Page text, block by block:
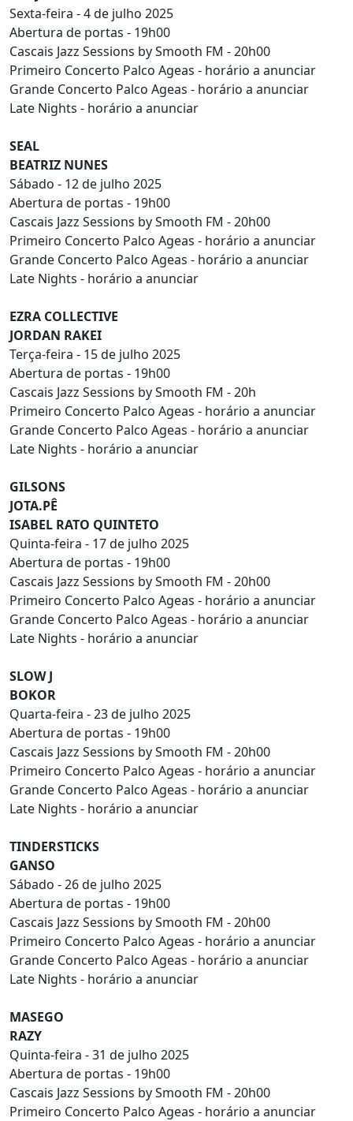
Sexta-feira - 4 de julho 2025
Abertura de portas - 19h00
Cascais Jazz Sessions by Smooth FM - 20h00
Primeiro Concerto Palco Ageas - horário a anunciar
Grande Concerto Palco Ageas - horário a anunciar
Late Nights - horário a anunciar
SEAL
BEATRIZ NUNES
Sábado - 12 de julho 2025
Abertura de portas - 19h00
Cascais Jazz Sessions by Smooth FM - 20h00
Primeiro Concerto Palco Ageas - horário a anunciar
Grande Concerto Palco Ageas - horário a anunciar
Late Nights - horário a anunciar
EZRA COLLECTIVE
JORDAN RAKEI
Terça-feira - 15 de julho 2025
Abertura de portas - 19h00
Cascais Jazz Sessions by Smooth FM - 20h
Primeiro Concerto Palco Ageas - horário a anunciar
Grande Concerto Palco Ageas - horário a anunciar
Late Nights - horário a anunciar
GILSONS
JOTA.PÊ
ISABEL RATO QUINTETO
Quinta-feira - 17 de julho 2025
Abertura de portas - 19h00
Cascais Jazz Sessions by Smooth FM - 20h00
Primeiro Concerto Palco Ageas - horário a anunciar
Grande Concerto Palco Ageas - horário a anunciar
Late Nights - horário a anunciar
SLOW J
BOKOR
Quarta-feira - 23 de julho 2025
Abertura de portas - 19h00
Cascais Jazz Sessions by Smooth FM - 20h00
Primeiro Concerto Palco Ageas - horário a anunciar
Grande Concerto Palco Ageas - horário a anunciar
Late Nights - horário a anunciar
TINDERSTICKS
GANSO
Sábado - 26 de julho 2025
Abertura de portas - 19h00
Cascais Jazz Sessions by Smooth FM - 20h00
Primeiro Concerto Palco Ageas - horário a anunciar
Grande Concerto Palco Ageas - horário a anunciar
Late Nights - horário a anunciar
MASEGO
RAZY
Quinta-feira - 31 de julho 2025
Abertura de portas - 19h00
Cascais Jazz Sessions by Smooth FM - 20h00
Primeiro Concerto Palco Ageas - horário a anunciar